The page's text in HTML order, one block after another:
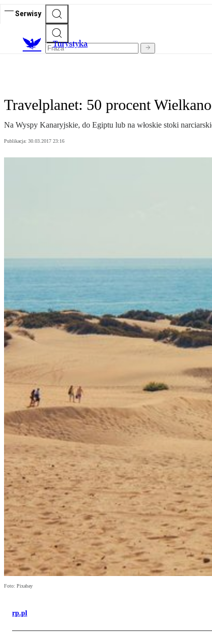
Serwisy
Turystyka
Travelplanet: 50 procent
Na Wyspy Kanaryjskie, do Egiptu lub na włoskie stoki
Publikacja: 30.03.2017 23:16
Foto: Pixabay
rp.pl